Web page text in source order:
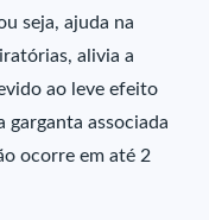
seja, ajuda na
alivia a
ao leve efeito
garganta associada
ocorre em até 2